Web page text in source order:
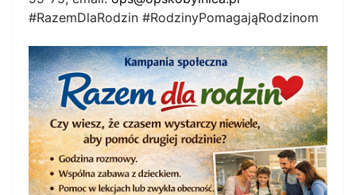
#RazemDlaRodzin #RodzinyPomagająRodzinom